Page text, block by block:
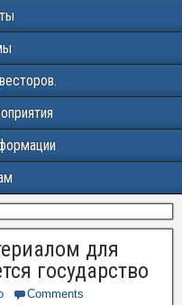
для
государство
Comments